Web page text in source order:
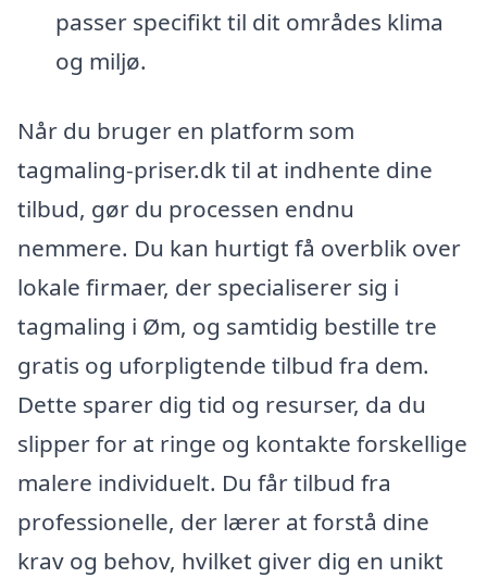
passer specifikt til dit områdes klima
og miljø.
Når du bruger en platform som
tagmaling-priser.dk til at indhente dine
tilbud, gør du processen endnu
nemmere. Du kan hurtigt få overblik over
lokale firmaer, der specialiserer sig i
tagmaling i Øm, og samtidig bestille tre
gratis og uforpligtende tilbud fra dem.
Dette sparer dig tid og resurser, da du
slipper for at ringe og kontakte forskellige
malere individuelt. Du får tilbud fra
professionelle, der lærer at forstå dine
krav og behov, hvilket giver dig en unikt